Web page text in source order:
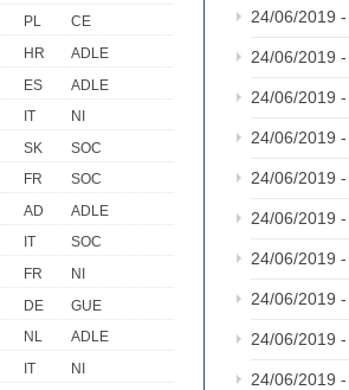
PL
CE
HR
ADLE
ES
ADLE
IT
NI
SK
SOC
FR
SOC
AD
ADLE
IT
SOC
FR
NI
DE
GUE
NL
ADLE
IT
NI
24/06/2019 -
24/06/2019 -
24/06/2019 -
24/06/2019 -
24/06/2019 -
24/06/2019 -
24/06/2019 -
24/06/2019 -
24/06/2019 -
24/06/2019 -